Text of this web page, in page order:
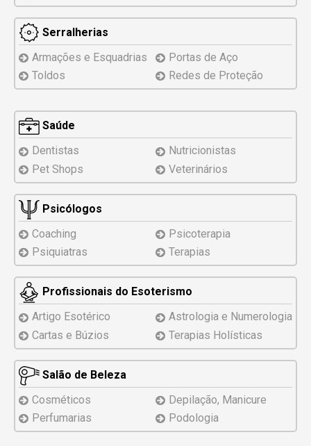
Serralherias
Armações e Esquadrias
Portas de Aço
Toldos
Redes de Proteção
Saúde
Dentistas
Nutricionistas
Pet Shops
Veterinários
Psicólogos
Coaching
Psicoterapia
Psiquiatras
Terapias
Profissionais do Esoterismo
Artigo Esotérico
Astrologia e Numerologia
Cartas e Búzios
Terapias Holísticas
Salão de Beleza
Cosméticos
Depilação, Manicure
Perfumarias
Podologia